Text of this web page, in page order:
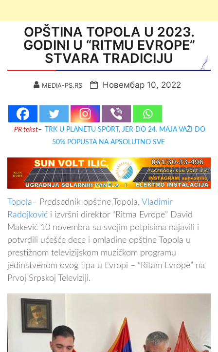
OPŠTINA TOPOLA U 2023.
GODINI U “RITMU EVROPE”
STVARA TRADICIJU
MEDIA-PS.RS Новембар 10, 2022
PR tekst–
TRK U PLANETU SPORT, JER DO 24. MAJA VAŽI DO
50% POPUSTA NA APSOLUTNO SVE
Topola– Predsednik opštine Topola, Vladimir
Radojković i izvršni direktor “Ritma Evrope” David
Makević 10 novembra su svojim potpisima najavili i
potvrdili učešće dece i omladine opštine Topola u
prestižnom televizijskom muzičkom programu
jedinstvenom ovog tipa u Evropi – “Ritam Evrope” na
Prvoj Srpskoj Televiziji.